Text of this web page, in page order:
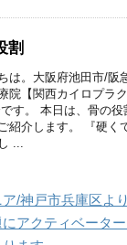
割
は。大阪府池田市/阪
院【関西カイロプラ
す。 本日は、骨の役
紹介します。 『硬く
...
/神戸市兵庫区よ
アクティベータ